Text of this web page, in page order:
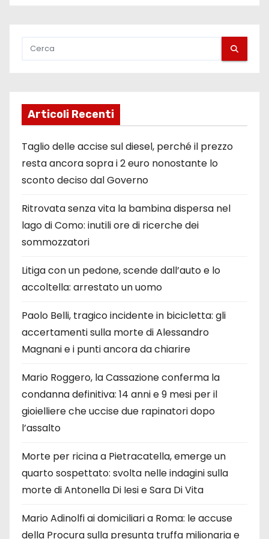
Articoli Recenti
Taglio delle accise sul diesel, perché il prezzo
resta ancora sopra i 2 euro nonostante lo
sconto deciso dal Governo
Ritrovata senza vita la bambina dispersa nel
lago di Como: inutili ore di ricerche dei
sommozzatori
Litiga con un pedone, scende dall’auto e lo
accoltella: arrestato un uomo
Paolo Belli, tragico incidente in bicicletta: gli
accertamenti sulla morte di Alessandro
Magnani e i punti ancora da chiarire
Mario Roggero, la Cassazione conferma la
condanna definitiva: 14 anni e 9 mesi per il
gioielliere che uccise due rapinatori dopo
l’assalto
Morte per ricina a Pietracatella, emerge un
quarto sospettato: svolta nelle indagini sulla
morte di Antonella Di Iesi e Sara Di Vita
Mario Adinolfi ai domiciliari a Roma: le accuse
della Procura sulla presunta truffa milionaria e